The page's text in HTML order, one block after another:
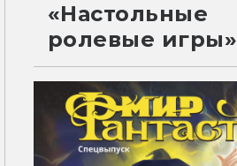
«Настольные
ролевые игры»